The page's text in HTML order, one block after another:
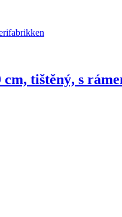
cm, tištěný, s